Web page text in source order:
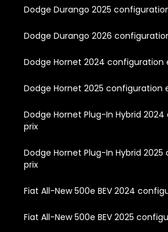
Dodge Durango 2025
Dodge Durango 2026
Dodge Hornet 2024 configuration
Dodge Hornet 2025 configuration
Dodge Hornet Plug-In Hybrid
prix
Dodge Hornet Plug-In Hybrid
prix
Fiat All-New 500e BEV 2024
Fiat All-New 500e BEV 2025